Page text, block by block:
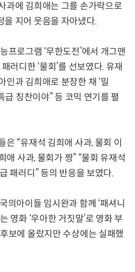
과에 김희애는 그를 손가락으로
을 지어 웃음을 자아냈다.
프로그램 ‘무한도전’에서 개그맨
러디한 ‘물회’를 선보였다. 유재
인과 김희애로 분장한 채 ‘밀
급 칭찬이야” 등 코믹 연기를 펼
은 “유재석 김희애 사과, 물회 이
애 사과, 물회가 짱” “물회 유재석
패러디” 등의 반응을 보였다.
의아이들 임시완과 함께 ‘패셔니
영화 ‘우아한 거짓말’로 영화 부
보에 올랐지만 수상에는 실패했